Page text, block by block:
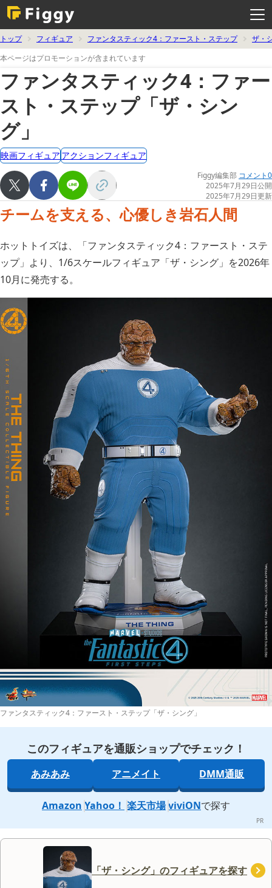
ー
く
トップ フィギュア ファンタスティック4：ファースト・ステップ
ザ・
本ページはプロモーションが含まれています
ファンタスティック4：ファー
スト・ステップ「ザ・シン
グ」
映画フィギュア アクションフィギュア
Figgy編集部 コメント0
2025年7月29日公開
2025年7月29日更新
チームを支える、心優しき岩石人間
ホットトイズは、「ファンタスティック4：ファースト・ステ
ップ」より、1/6スケールフィギュア「ザ・シング」を2026年
10月に発売する。
ファンタスティック4：ファースト・ステップ「ザ・シング」
このフィギュアを通販ショップでチェック！
あみあみ アニメイト DMM通販
Amazon Yahoo！ 楽天市場 viviONで探す
「ザ・シング」のフィギュアを探す